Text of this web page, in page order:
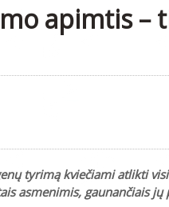
apimtis –
tyrimą kviečiami atlikti
asmenimis, gaunančiais jų